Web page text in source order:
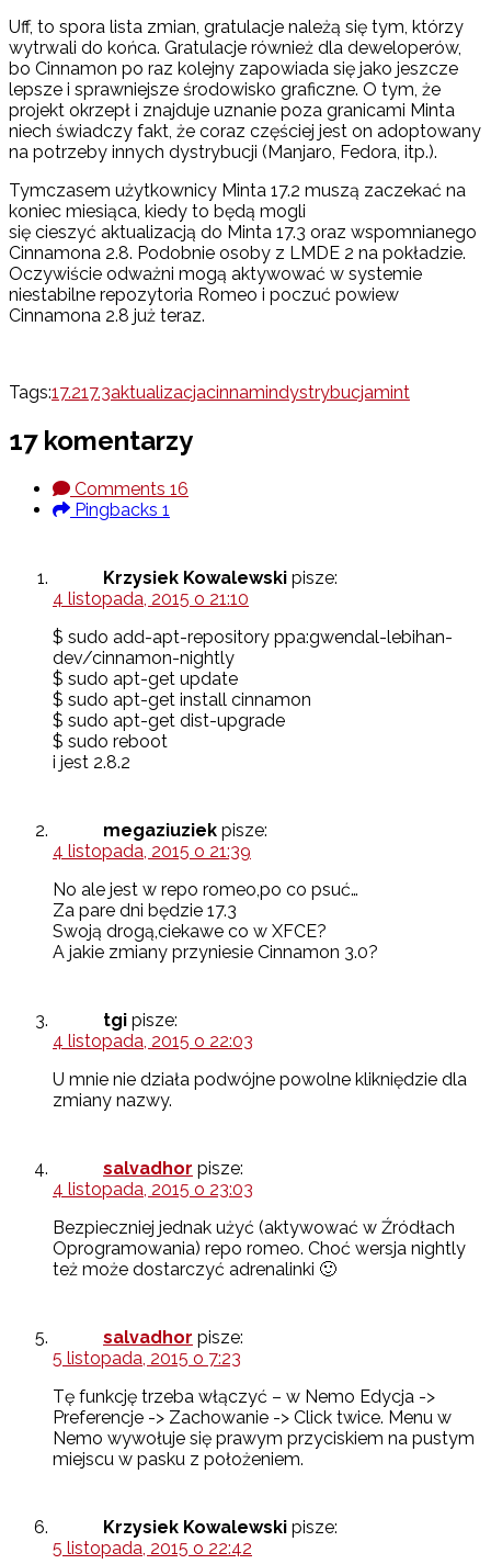
Uff, to spora lista zmian, gratulacje należą się tym, którzy
wytrwali do końca. Gratulacje również dla deweloperów,
bo Cinnamon po raz kolejny zapowiada się jako jeszcze
lepsze i sprawniejsze środowisko graficzne. O tym, że
projekt okrzepł i znajduje uznanie poza granicami Minta
niech świadczy fakt, że coraz częściej jest on adoptowany
na potrzeby innych dystrybucji (Manjaro, Fedora, itp.).
Tymczasem użytkownicy Minta 17.2 muszą zaczekać na
koniec miesiąca, kiedy to będą mogli
się cieszyć aktualizacją do Minta 17.3 oraz wspomnianego
Cinnamona 2.8. Podobnie osoby z LMDE 2 na pokładzie.
Oczywiście odważni mogą aktywować w systemie
niestabilne repozytoria Romeo i poczuć powiew
Cinnamona 2.8 już teraz.
Tags:17.217.3aktualizacjacinnamindystrybucjamint
17 komentarzy
Comments 16
Pingbacks 1
Krzysiek Kowalewski pisze:
4 listopada, 2015 o 21:10
$ sudo add-apt-repository ppa:gwendal-lebihan-
dev/cinnamon-nightly
$ sudo apt-get update
$ sudo apt-get install cinnamon
$ sudo apt-get dist-upgrade
$ sudo reboot
i jest 2.8.2
megaziuziek pisze:
4 listopada, 2015 o 21:39
No ale jest w repo romeo,po co psuć…
Za pare dni będzie 17.3
Swoją drogą,ciekawe co w XFCE?
A jakie zmiany przyniesie Cinnamon 3.0?
tgi pisze:
4 listopada, 2015 o 22:03
U mnie nie działa podwójne powolne klikniędzie dla
zmiany nazwy.
salvadhor pisze:
4 listopada, 2015 o 23:03
Bezpieczniej jednak użyć (aktywować w Źródłach
Oprogramowania) repo romeo. Choć wersja nightly
też może dostarczyć adrenalinki 🙂
salvadhor pisze:
5 listopada, 2015 o 7:23
Tę funkcję trzeba włączyć – w Nemo Edycja ->
Preferencje -> Zachowanie -> Click twice. Menu w
Nemo wywołuje się prawym przyciskiem na pustym
miejscu w pasku z położeniem.
Krzysiek Kowalewski pisze:
5 listopada, 2015 o 22:42